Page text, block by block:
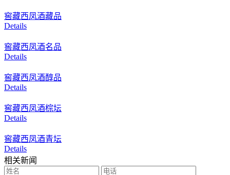
窖藏西凤酒藏品
Details
窖藏西凤酒名品
Details
窖藏西凤酒醇品
Details
窖藏西凤酒棕坛
Details
窖藏西凤酒青坛
Details
相关新闻